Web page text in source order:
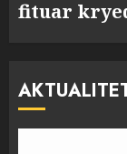
fituar